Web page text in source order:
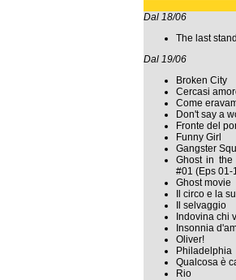
Dal 18/06
The last
Dal 19/06
Broken City
Cercasi
Come
Don't say a
Fronte del
Funny Girl
Gangster
Ghost in
#01 (Eps 01-
Ghost movie
Il circo e la
Il selvaggio
Indovina chi
Insonnia
Oliver!
Philadelphia
Qualcosa è
Rio